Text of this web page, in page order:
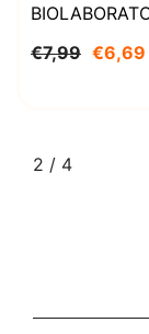
€7,99 €6,69
2 / von
4